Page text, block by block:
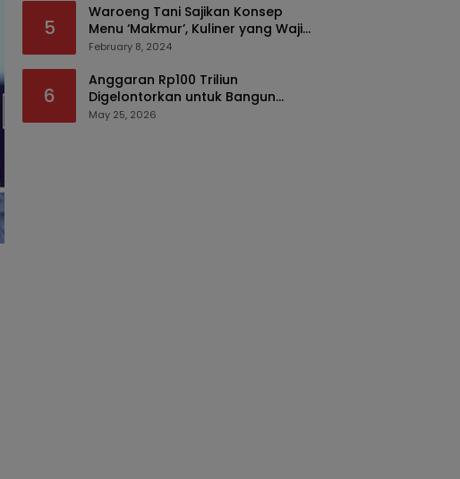
5
Waroeng Tani Sajikan Konsep
Menu ‘Makmur’, Kuliner yang Wajib
Dikunjungi di Malang
February 8, 2024
6
Anggaran Rp100 Triliun
Digelontorkan untuk Bangun
Kembali Sumatra, Hunian Korban
May 25, 2026